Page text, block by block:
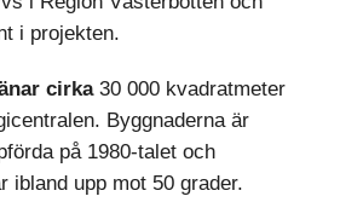
i projekten.
cirka30 000 kvadratmeter
Byggnaderna är
på 1980-talet och
ibland upp mot 50 grader.